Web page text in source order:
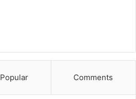
Popular Comments